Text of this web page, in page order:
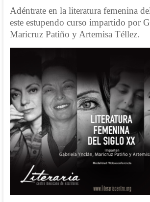
Adéntrate en la literatura femenina
este estupendo curso impartido por
Maricruz Patiño y Artemisa Téllez.